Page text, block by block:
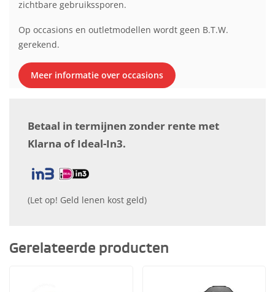
zichtbare gebruikssporen.
Op occasions en outletmodellen wordt geen B.T.W.
gerekend.
Meer informatie over occasions
Betaal in termijnen zonder rente met
Klarna of Ideal-In3.
(Let op! Geld lenen kost geld)
Gerelateerde producten